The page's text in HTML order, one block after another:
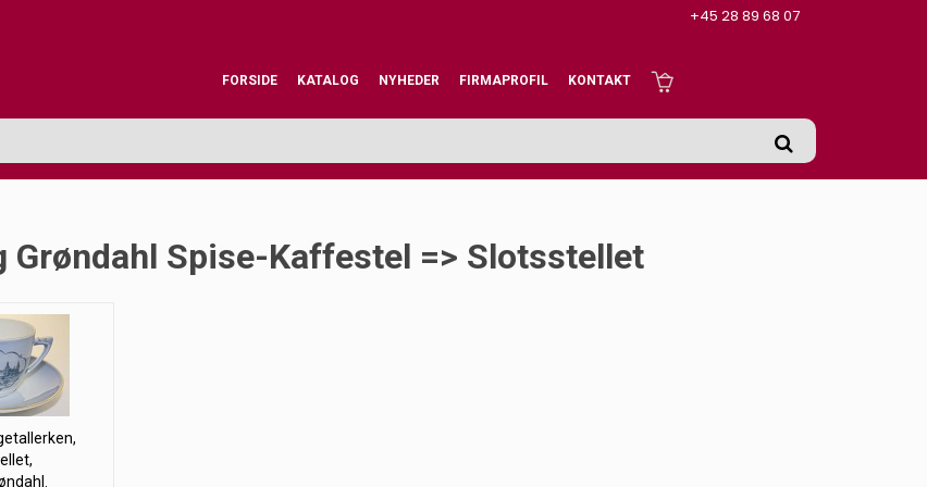
+45 28 89 68 07
FORSIDE KATALOG NYHEDER FIRMAPROFIL KONTAKT
Grøndahl Spise-Kaffestel => Slotsstellet